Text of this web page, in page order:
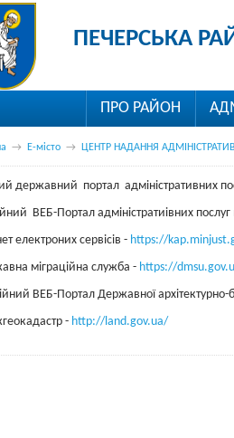
ПЕЧЕРСЬКА
ПРО РАЙОН
→ Е-місто→ ЦЕНТР НАДАННЯ
державний портал адміністративних
ВЕБ-Портал адміністратиівних послуг
електроних сервісів - https://
міграційна служба - https://
ВЕБ-Портал Державної архітектурно-
- http://land.gov.ua/